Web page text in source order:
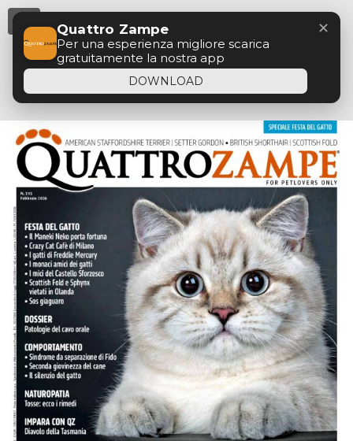
Quattro Zampe
Per una esperienza migliore scarica
gratuitamente la nostra app
DOWNLOAD
✕
Menu